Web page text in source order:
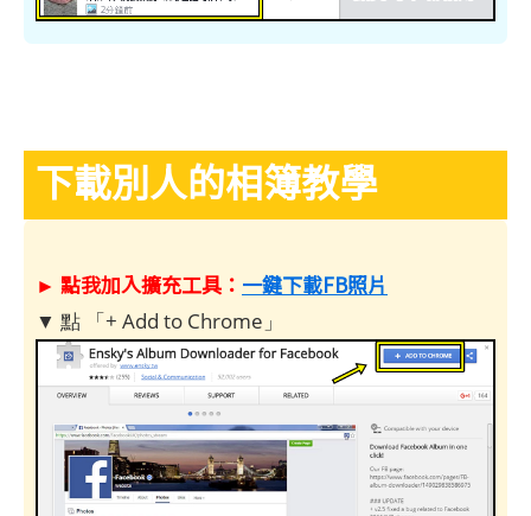
下載別人的相簿教學
► 點我加入擴充工具： 一鍵下載FB照片
▼ 點 「+ Add to Chrome」